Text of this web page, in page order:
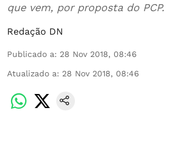
que vem, por proposta do PCP.
Redação DN
Publicado a: 28 Nov 2018, 08:46
Atualizado a: 28 Nov 2018, 08:46